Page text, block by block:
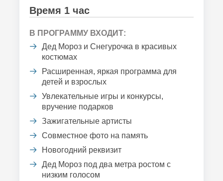
Время 1 час
В ПРОГРАММУ ВХОДИТ:
Дед Мороз и Снегурочка в красивых
костюмах
Расширенная, яркая программа для
детей и взрослых
Увлекательные игры и конкурсы,
вручение подарков
Зажигательные артисты
Совместное фото на память
Новогодний реквизит
Дед Мороз под два метра ростом с
низким голосом